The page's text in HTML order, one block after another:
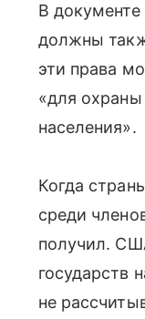
В документе
должны
эти права
«для охраны
населения».
Когда
среди
получил.
государств
не